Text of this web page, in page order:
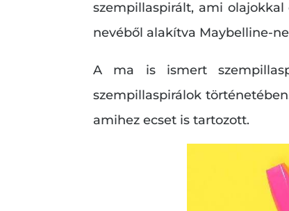
szempillaspirált, ami
nevéből alakítva Maybelline-
A ma is ismert
szempillaspirálok
amihez ecset is tartozott.